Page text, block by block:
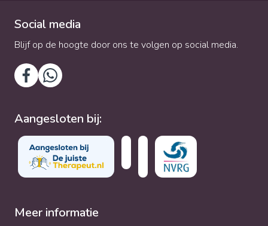
Social media
Blijf op de hoogte door ons te volgen op social media.
Aangesloten bij:
Meer informatie